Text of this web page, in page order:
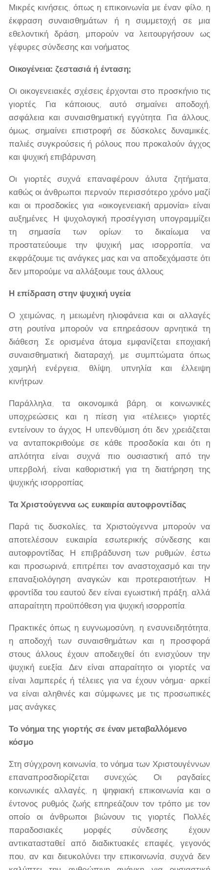
Μικρές κινήσεις, όπως η επικοινωνία με έναν φίλο, η
έκφραση συναισθημάτων ή η συμμετοχή σε μια
εθελοντική δράση, μπορούν να λειτουργήσουν ως
γέφυρες σύνδεσης και νοήματος.
Οικογένεια: ζεστασιά ή ένταση;
Οι οικογενειακές σχέσεις έρχονται στο προσκήνιο τις
γιορτές. Για κάποιους, αυτό σημαίνει αποδοχή,
ασφάλεια και συναισθηματική εγγύτητα. Για άλλους,
όμως, σημαίνει επιστροφή σε δύσκολες δυναμικές,
παλιές συγκρούσεις ή ρόλους που προκαλούν άγχος
και ψυχική επιβάρυνση.
Οι γιορτές συχνά επαναφέρουν άλυτα ζητήματα,
καθώς οι άνθρωποι περνούν περισσότερο χρόνο μαζί
και οι προσδοκίες για «οικογενειακή αρμονία» είναι
αυξημένες. Η ψυχολογική προσέγγιση υπογραμμίζει
τη σημασία των ορίων: το δικαίωμα να
προστατεύουμε την ψυχική μας ισορροπία, να
εκφράζουμε τις ανάγκες μας και να αποδεχόμαστε ότι
δεν μπορούμε να αλλάξουμε τους άλλους.
Η επίδραση στην ψυχική υγεία
Ο χειμώνας, η μειωμένη ηλιοφάνεια και οι αλλαγές
στη ρουτίνα μπορούν να επηρεάσουν αρνητικά τη
διάθεση. Σε ορισμένα άτομα εμφανίζεται εποχιακή
συναισθηματική διαταραχή, με συμπτώματα όπως
χαμηλή ενέργεια, θλίψη, υπνηλία και έλλειψη
κινήτρων.
Παράλληλα, τα οικονομικά βάρη, οι κοινωνικές
υποχρεώσεις και η πίεση για «τέλειες» γιορτές
εντείνουν το άγχος. Η υπενθύμιση ότι δεν χρειάζεται
να ανταποκριθούμε σε κάθε προσδοκία και ότι η
απλότητα είναι συχνά πιο ουσιαστική από την
υπερβολή, είναι καθοριστική για τη διατήρηση της
ψυχικής ισορροπίας.
Τα Χριστούγεννα ως ευκαιρία αυτοφροντίδας
Παρά τις δυσκολίες, τα Χριστούγεννα μπορούν να
αποτελέσουν ευκαιρία εσωτερικής σύνδεσης και
αυτοφροντίδας. Η επιβράδυνση των ρυθμών, έστω
και προσωρινά, επιτρέπει τον αναστοχασμό και την
επαναξιολόγηση αναγκών και προτεραιοτήτων. Η
φροντίδα του εαυτού δεν είναι εγωιστική πράξη, αλλά
απαραίτητη προϋπόθεση για ψυχική ισορροπία.
Πρακτικές όπως η ευγνωμοσύνη, η ενσυνειδητότητα,
η αποδοχή των συναισθημάτων και η προσφορά
στους άλλους έχουν αποδειχθεί ότι ενισχύουν την
ψυχική ευεξία. Δεν είναι απαραίτητο οι γιορτές να
είναι λαμπερές ή τέλειες για να έχουν νόημα· αρκεί
να είναι αληθινές και σύμφωνες με τις προσωπικές
μας ανάγκες.
Το νόημα της γιορτής σε έναν μεταβαλλόμενο
κόσμο
Στη σύγχρονη κοινωνία, το νόημα των Χριστουγέννων
επαναπροσδιορίζεται συνεχώς. Οι ραγδαίες
κοινωνικές αλλαγές, η ψηφιακή επικοινωνία και ο
έντονος ρυθμός ζωής επηρεάζουν τον τρόπο με τον
οποίο οι άνθρωποι βιώνουν τις γιορτές. Πολλές
παραδοσιακές μορφές σύνδεσης έχουν
αντικατασταθεί από διαδικτυακές επαφές, γεγονός
που, αν και διευκολύνει την επικοινωνία, συχνά δεν